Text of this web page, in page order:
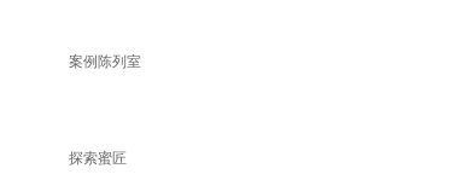
案例陈列室
探索蜜匠